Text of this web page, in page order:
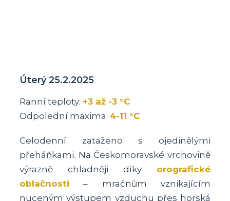
Úterý 25.2.2025
Ranní teploty: +3 až -3 °C
Odpolední maxima:4-11 °C
Celodenní zataženo s ojedinělými
přeháňkami. Na Českomoravské vrchovině
výrazně chladněji díky orografické
oblačnosti – mračnům vznikajícím
nuceným výstupem vzduchu přes horská